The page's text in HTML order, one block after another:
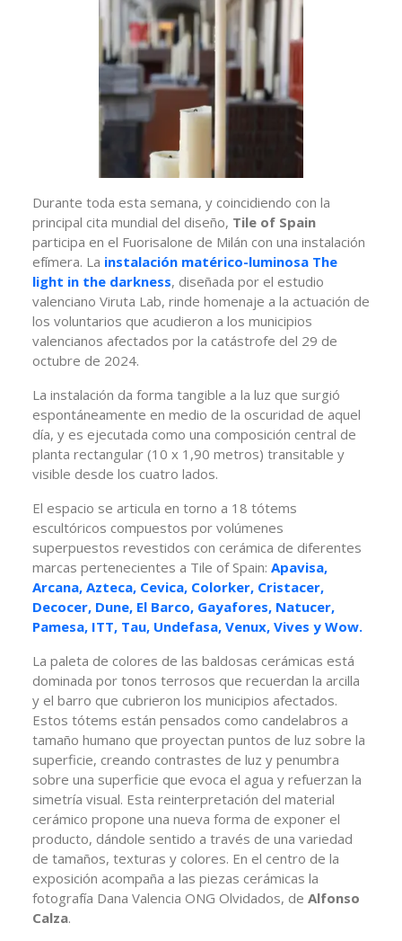
Durante toda esta semana, y coincidiendo con la
principal cita mundial del diseño, Tile of Spain
participa en el Fuorisalone de Milán con una instalación
efímera. La instalación matérico-luminosa The
light in the darkness, diseñada por el estudio
valenciano Viruta Lab, rinde homenaje a la actuación de
los voluntarios que acudieron a los municipios
valencianos afectados por la catástrofe del 29 de
octubre de 2024.
La instalación da forma tangible a la luz que surgió
espontáneamente en medio de la oscuridad de aquel
día, y es ejecutada como una composición central de
planta rectangular (10 x 1,90 metros) transitable y
visible desde los cuatro lados.
El espacio se articula en torno a 18 tótems
escultóricos compuestos por volúmenes
superpuestos revestidos con cerámica de diferentes
marcas pertenecientes a Tile of Spain: Apavisa,
Arcana, Azteca, Cevica, Colorker, Cristacer,
Decocer, Dune, El Barco, Gayafores, Natucer,
Pamesa, ITT, Tau, Undefasa, Venux, Vives y Wow.
La paleta de colores de las baldosas cerámicas está
dominada por tonos terrosos que recuerdan la arcilla
y el barro que cubrieron los municipios afectados.
Estos tótems están pensados como candelabros a
tamaño humano que proyectan puntos de luz sobre la
superficie, creando contrastes de luz y penumbra
sobre una superficie que evoca el agua y refuerzan la
simetría visual. Esta reinterpretación del material
cerámico propone una nueva forma de exponer el
producto, dándole sentido a través de una variedad
de tamaños, texturas y colores. En el centro de la
exposición acompaña a las piezas cerámicas la
fotografía Dana Valencia ONG Olvidados, de Alfonso
Calza.